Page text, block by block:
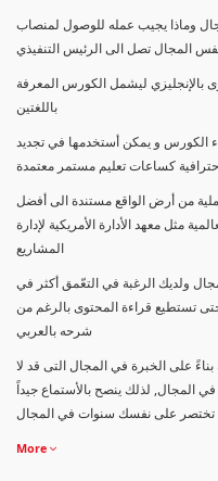
وماذا يجيب عمله للوصول لمنصاب
المجال تصل الى الرئيس التنفيذي
بالإنجليزي ليشمل الكورس المعرفة
باللغتين
الكورس و يمكن أستخدمها في تجديد
كساعات تعليم مستمر معتمدة
من أرض الواقع مستندة الى أفضل
مثل معهد الأدارة الأمريكية لإدارة
المشاريع
ولديك الرغبة في التعّمق أكثر في
تستطيع قراءة المحتوى بالرغم من
شرحه بالعربي
على الخبرة في المجال التى قد لا
المجال, لذلك ينصح بالأستماع جيداً
تختصر على نفسك سنوات في المجال
More